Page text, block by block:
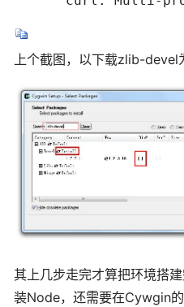
上个截图，以下载zlib-devel
其上几步走完才算把环境搭
装Node，还需要在Cywgin